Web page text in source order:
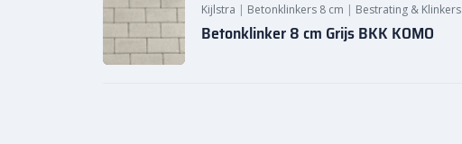
Kijlstra | Betonklinkers 8 cm | Bestrating & Klinkers
Betonklinker 8 cm Grijs BKK KOMO